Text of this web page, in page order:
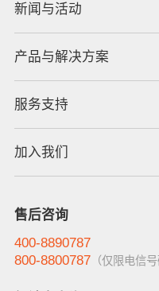
新闻与活动
产品与解决方案
服务支持
加入我们
售后咨询
400-8890787
800-8800787（仅限电信号